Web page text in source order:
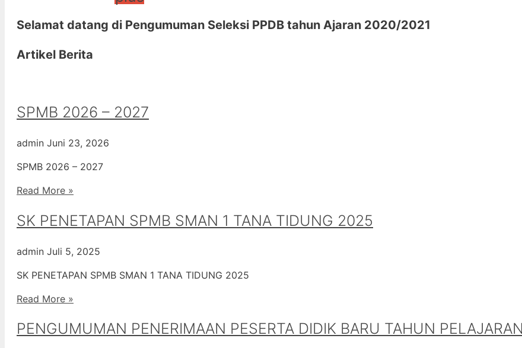
Selamat datang di Pengumuman Seleksi PPDB tahun Ajaran 2020/2021
Artikel Berita
SPMB 2026 – 2027
admin Juni 23, 2026
SPMB 2026 – 2027
Read More »
SK PENETAPAN SPMB SMAN 1 TANA TIDUNG 2025
admin Juli 5, 2025
SK PENETAPAN SPMB SMAN 1 TANA TIDUNG 2025
Read More »
PENGUMUMAN PENERIMAAN PESERTA DIDIK BARU TAHUN